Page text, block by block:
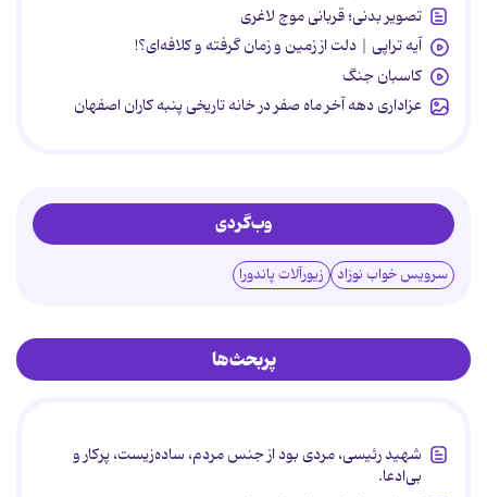
تصویر بدنی؛ قربانی موج لاغری
آیه تراپی | دلت از زمین و زمان گرفته و کلافه‌ای؟!
کاسبان جنگ
عزاداری دهه آخر ماه صفر در خانه تاریخی پنبه کاران اصفهان
وب‌گردی
سرویس خواب نوزاد زیورآلات پاندورا
پربحث‌ها
شهید رئیسی، مردی بود از جنس مردم، ساده‌زیست، پرکار و
بی‌ادعا.